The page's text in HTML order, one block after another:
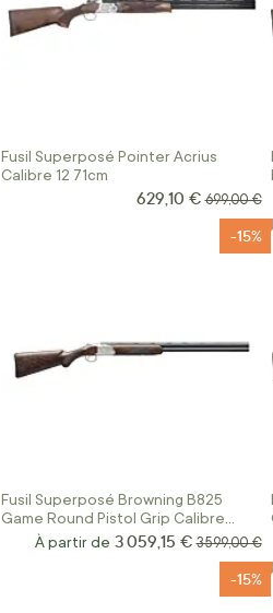
Fusil Superposé Pointer Acrius
Calibre 12 71cm
Prix Spécial
629,10 € Prix normal
699,00 €
Fusil Superposé Browning B825
Game Round Pistol Grip Calibre
12/76
-15%
À partir de 3 059,15 € Prix normal
3 599,00 €
-15%